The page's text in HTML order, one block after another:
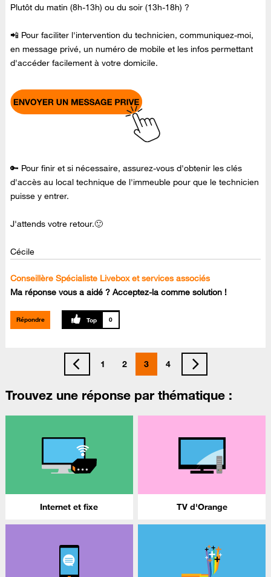
Plutôt du matin (8h-13h) ou du soir (13h-18h) ?
📲 Pour faciliter l'intervention du technicien, communiquez-moi,
en message privé, un numéro de mobile et les infos permettant
d'accéder facilement à votre domicile.
🔑 Pour finir et si nécessaire, assurez-vous d'obtenir les clés
d'accès au local technique de l'immeuble pour que le technicien
puisse y entrer.
J'attends votre retour.🙂
Cécile
Conseillère Spécialiste Livebox et services associés
Ma réponse vous a aidé ? Acceptez-la comme solution !
Répondre 0
1 2 3 4
Trouvez une réponse par thématique :
Internet et fixe TV d'Orange